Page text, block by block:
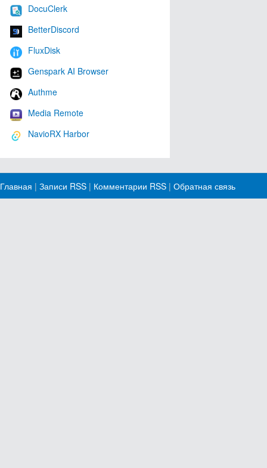
DocuClerk
BetterDiscord
FluxDisk
Genspark AI Browser
Authme
Media Remote
NavioRX Harbor
Главная | Записи RSS | Комментарии RSS | Обратная связь